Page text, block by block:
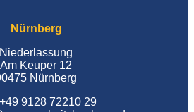
Nürnberg
Niederlassung
Am Keuper 12
Nürnberg
9128 72210 29